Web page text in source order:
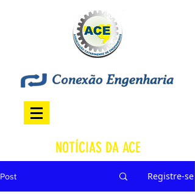
NOTÍCIAS DA ACE
Post Registre-se